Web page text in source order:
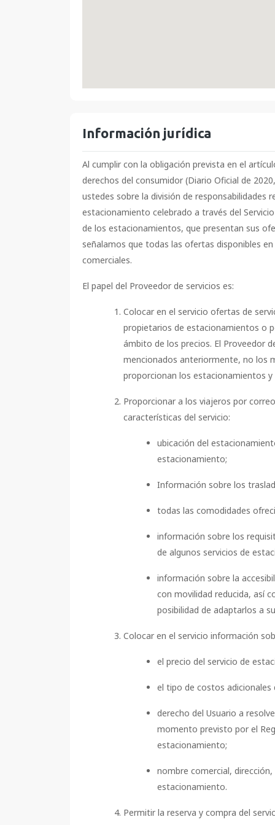
Información jurídica
Al cumplir con la obligación prevista en el
derechos del consumidor (Diario Oficial de
ustedes sobre la división de responsabilidades
estacionamiento celebrado a través del
de los estacionamientos, que presentan sus
señalamos que todas las ofertas disponibles
comerciales.
El papel del Proveedor de servicios es:
Colocar en el servicio ofertas de
propietarios de estacionamientos o
ámbito de los precios. El Proveedor
mencionados anteriormente, no los
proporcionan los estacionamientos y
Proporcionar a los viajeros por
características del servicio:
ubicación del
estacionamiento;
Información sobre los
todas las comodidades
información sobre los
de algunos servicios de
información sobre la
con movilidad reducida, así
posibilidad de adaptarlos a
Colocar en el servicio información
el precio del servicio de
el tipo de costos adicionales
derecho del Usuario a
momento previsto por el
estacionamiento;
nombre comercial,
estacionamiento.
Permitir la reserva y compra del